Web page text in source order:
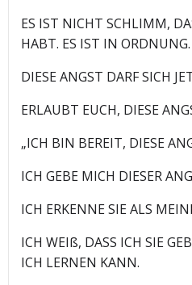
ES IST NICHT SCHLIMM,
HABT. ES IST IN ORDNUNG.
DIESE ANGST DARF SICH
ERLAUBT EUCH, DIESE
„ICH BIN BEREIT, DIESE
ICH GEBE MICH DIESER
ICH ERKENNE SIE ALS
ICH WEIß, DASS ICH SIE
ICH LERNEN KANN.